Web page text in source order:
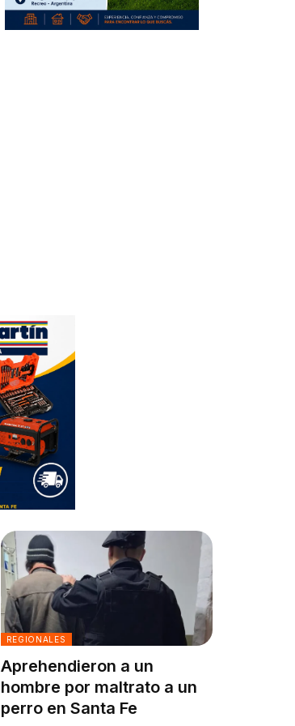
REGIONALES
Aprehendieron a un
hombre por maltrato a un
perro en Santa Fe